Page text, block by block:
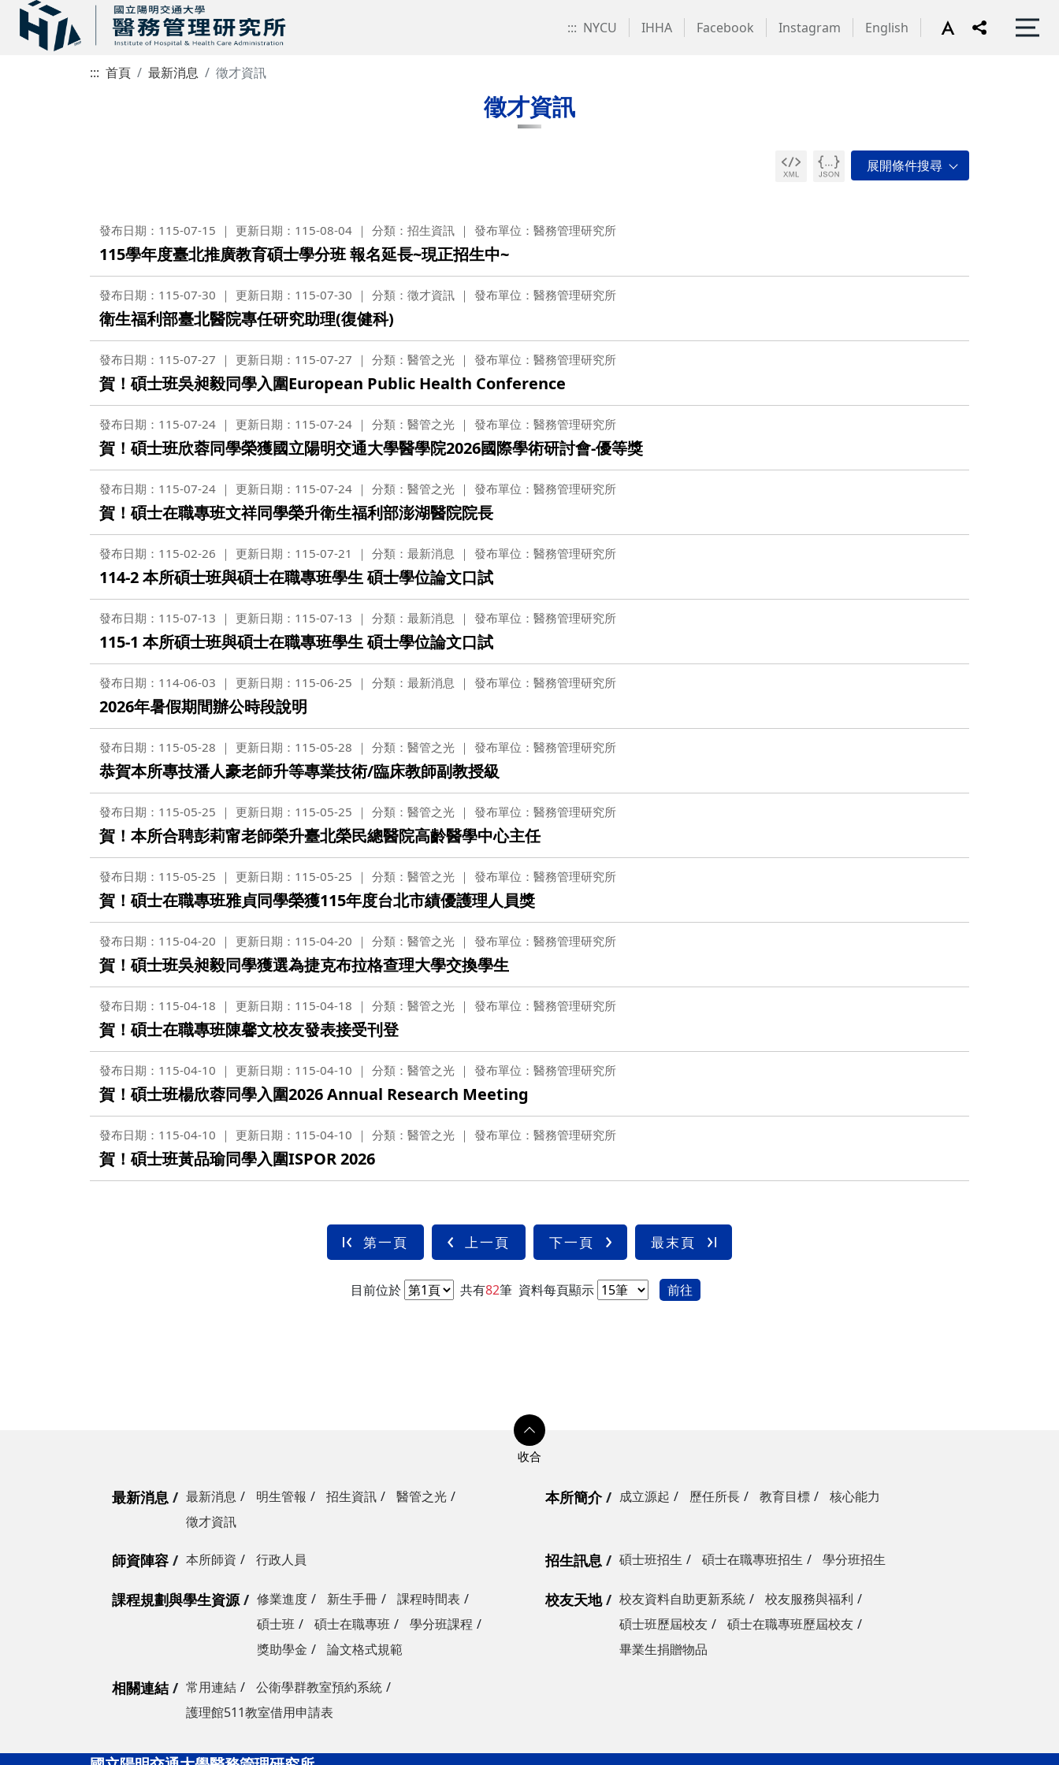
::: NYCU IHHA Facebook Instagram English
::: 首頁 最新消息 徵才資訊
徵才資訊
發布日期：115-07-15 更新日期：115-08-04 分類：招生資訊 發布單位：醫務管理研究所
115學年度臺北推廣教育碩士學分班 報名延長~現正招生中~
發布日期：115-07-30 更新日期：115-07-30 分類：徵才資訊 發布單位：醫務管理研究所
衛生福利部臺北醫院專任研究助理(復健科)
發布日期：115-07-27 更新日期：115-07-27 分類：醫管之光 發布單位：醫務管理研究所
賀！碩士班吳昶毅同學入圍European Public Health Conference
發布日期：115-07-24 更新日期：115-07-24 分類：醫管之光 發布單位：醫務管理研究所
賀！碩士班欣蓉同學榮獲國立陽明交通大學醫學院2026國際學術研討會-優等獎
發布日期：115-07-24 更新日期：115-07-24 分類：醫管之光 發布單位：醫務管理研究所
賀！碩士在職專班文祥同學榮升衛生福利部澎湖醫院院長
發布日期：115-02-26 更新日期：115-07-21 分類：最新消息 發布單位：醫務管理研究所
114-2 本所碩士班與碩士在職專班學生 碩士學位論文口試
發布日期：115-07-13 更新日期：115-07-13 分類：最新消息 發布單位：醫務管理研究所
115-1 本所碩士班與碩士在職專班學生 碩士學位論文口試
發布日期：114-06-03 更新日期：115-06-25 分類：最新消息 發布單位：醫務管理研究所
2026年暑假期間辦公時段說明
發布日期：115-05-28 更新日期：115-05-28 分類：醫管之光 發布單位：醫務管理研究所
恭賀本所專技潘人豪老師升等專業技術/臨床教師副教授級
發布日期：115-05-25 更新日期：115-05-25 分類：醫管之光 發布單位：醫務管理研究所
賀！本所合聘彭莉甯老師榮升臺北榮民總醫院高齡醫學中心主任
發布日期：115-05-25 更新日期：115-05-25 分類：醫管之光 發布單位：醫務管理研究所
賀！碩士在職專班雅貞同學榮獲115年度台北市績優護理人員獎
發布日期：115-04-20 更新日期：115-04-20 分類：醫管之光 發布單位：醫務管理研究所
賀！碩士班吳昶毅同學獲選為捷克布拉格查理大學交換學生
發布日期：115-04-18 更新日期：115-04-18 分類：醫管之光 發布單位：醫務管理研究所
賀！碩士在職專班陳馨文校友發表接受刊登
發布日期：115-04-10 更新日期：115-04-10 分類：醫管之光 發布單位：醫務管理研究所
賀！碩士班楊欣蓉同學入圍2026 Annual Research Meeting
發布日期：115-04-10 更新日期：115-04-10 分類：醫管之光 發布單位：醫務管理研究所
賀！碩士班黃品瑜同學入圍ISPOR 2026
第一頁 上一頁 下一頁 最末頁
目前位於 共有82筆 資料每頁顯示 前往
最新消息 最新消息 明生管報 招生資訊
醫管之光
徵才資訊
本所簡介 成立源起 歷任所長 教育目標 核心能力
師資陣容 本所師資 行政人員 招生訊息 碩士班招生 碩士在職專班招生 學分班招生
課程規劃與學生資源 修業進度 新生手冊
課程時間表
碩士班
碩士在職專班
學分班課程
獎助學金
論文格式規範
校友天地 校友資料自助更新系統
校友服務與福利
碩士班歷屆校友
碩士在職專班歷屆校友
畢業生捐贈物品
相關連結 常用連結
公衛學群教室預約系統
護理館511教室借用申請表